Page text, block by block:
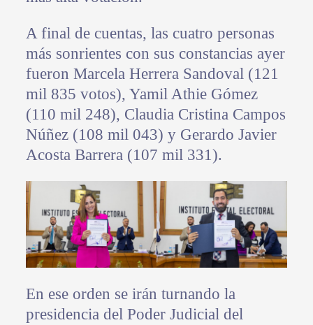
A final de cuentas, las cuatro personas
más sonrientes con sus constancias ayer
fueron Marcela Herrera Sandoval (121
mil 835 votos), Yamil Athie Gómez
(110 mil 248), Claudia Cristina Campos
Núñez (108 mil 043) y Gerardo Javier
Acosta Barrera (107 mil 331).
En ese orden se irán turnando la
presidencia del Poder Judicial del